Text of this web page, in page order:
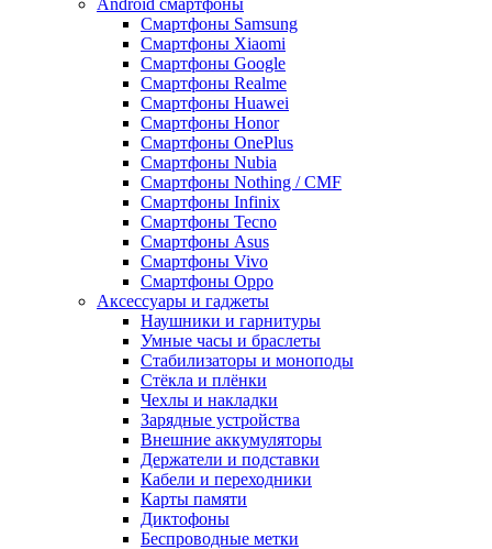
Android cмартфоны
Смартфоны Samsung
Смартфоны Xiaomi
Смартфоны Google
Смартфоны Realme
Смартфоны Huawei
Смартфоны Honor
Смартфоны OnePlus
Смартфоны Nubia
Смартфоны Nothing / CMF
Смартфоны Infinix
Смартфоны Tecno
Смартфоны Asus
Смартфоны Vivo
Смартфоны Oppo
Аксессуары и гаджеты
Наушники и гарнитуры
Умные часы и браслеты
Стабилизаторы и моноподы
Стёкла и плёнки
Чехлы и накладки
Зарядные устройства
Внешние аккумуляторы
Держатели и подставки
Кабели и переходники
Карты памяти
Диктофоны
Беспроводные метки